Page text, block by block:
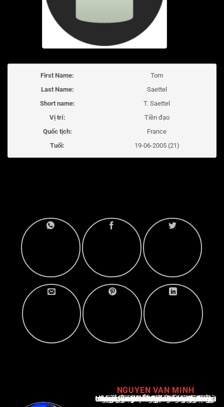
First Name:
Tom
Last Name:
Saettel
Short name:
T. Saettel
Vị trí:
Tiền đạo
Quốc tịch:
France
Tuổi:
19-06-2005 (21)
NGUYEN VAN MINH
Nguyễn Văn Minh là một trong những chuyên gia hàng đầu về báo cáo tin tức thể thao tại Việt Nam, với hơn 10 năm hoạt động trong ngành. Ông có kiến thức sâu rộng và kinh nghiệm đáng kể trong việc phân tích và báo cáo về các sự kiện thể thao hàng đầu. Sự hiểu biết sâu sắc của ông về ngành này đã giúp ông xây dựng uy tín và danh tiếng trong cộng đồng báo chí thể thao.